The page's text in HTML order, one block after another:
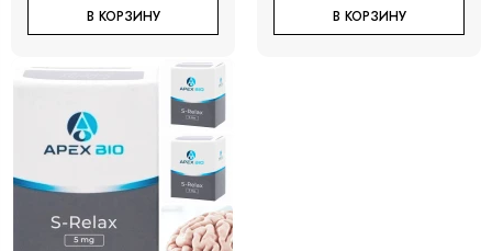
В КОРЗИНУ В КОРЗИНУ